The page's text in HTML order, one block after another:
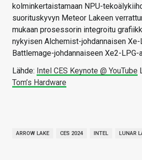
kolminkertaistamaan NPU-
suorituskyvyn Meteor Lakeen
mukaan prosessorin integroitu
nykyisen Alchemist-johdannaisen Xe-
Battlemage-johdannaiseen Xe2-LPG-
Lähde: Intel CES Keynote @ YouTube
Tom’s Hardware
ARROW LAKE CES 2024 INTEL LUNAR